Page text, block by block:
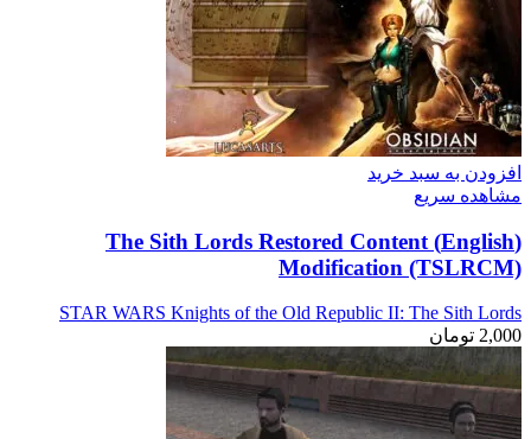
افزودن به سبد خرید
مشاهده سریع
(English) The Sith Lords Restored Content
Modification (TSLRCM)
STAR WARS Knights of the Old Republic II: The Sith Lords
2,000 تومان